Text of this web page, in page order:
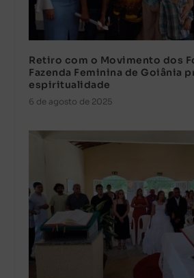
Retiro com o Movimento dos
Fazenda Feminina de Goiânia
espiritualidade
6 de agosto de 2025